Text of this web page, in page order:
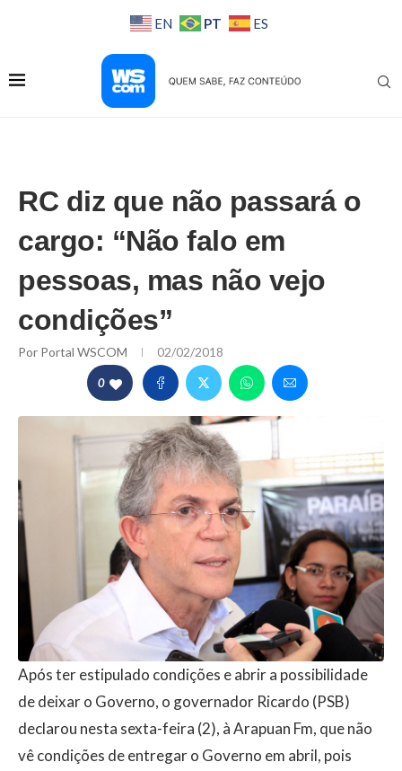
EN PT ES
RC diz que não passará o
cargo: “Não falo em
pessoas, mas não vejo
condições”
Por Portal WSCOM 02/02/2018
0
Após ter estipulado condições e abrir a possibilidade
de deixar o Governo, o governador Ricardo (PSB)
declarou nesta sexta-feira (2), à Arapuan Fm, que não
vê condições de entregar o Governo em abril, pois